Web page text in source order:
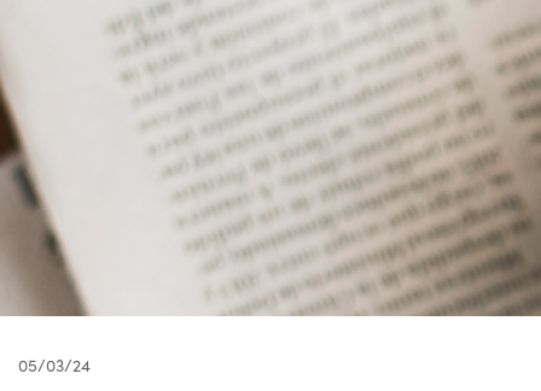
05/03/24